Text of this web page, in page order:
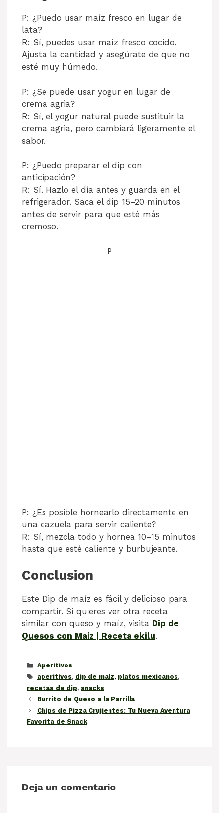
P: ¿Puedo usar maíz fresco en lugar de
lata?
R: Sí, puedes usar maíz fresco cocido.
Ajusta la cantidad y asegúrate de que no
esté muy húmedo.
P: ¿Se puede usar yogur en lugar de
crema agria?
R: Sí, el yogur natural puede sustituir la
crema agria, pero cambiará ligeramente el
sabor.
P: ¿Puedo preparar el dip con
anticipación?
R: Sí. Hazlo el día antes y guarda en el
refrigerador. Saca el dip 15–20 minutos
antes de servir para que esté más
cremoso.
P
P: ¿Es posible hornearlo directamente en
una cazuela para servir caliente?
R: Sí, mezcla todo y hornea 10–15 minutos
hasta que esté caliente y burbujeante.
Conclusion
Este Dip de maíz es fácil y delicioso para
compartir. Si quieres ver otra receta
similar con queso y maíz, visita Dip de
Quesos con Maíz | Receta ekilu.
Categorías
Aperitivos
Etiquetas
aperitivos, dip de maíz, platos mexicanos,
recetas de dip, snacks
Burrito de Queso a la Parrilla
Chips de Pizza Crujientes: Tu Nueva Aventura
Favorita de Snack
Deja un comentario